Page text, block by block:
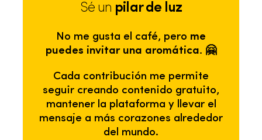
Sé un pilar de luz
No me gusta el café, pero me
puedes invitar una aromática. 🤗
Cada contribución me permite
seguir creando contenido gratuito,
mantener la plataforma y llevar el
mensaje a más corazones alrededor
del mundo.